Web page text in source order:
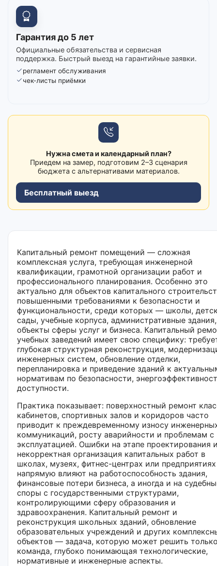
Гарантия до 5 лет
Официальные обязательства и сервисная
поддержка. Быстрый выезд на гарантийные заявки.
регламент обслуживания
чек-листы приёмки
Нужна смета и календарный план?
Приедем на замер, подготовим 2–3 сценария
бюджета с альтернативами материалов.
Бесплатный выезд
Капитальный ремонт помещений — сложная
комплексная услуга, требующая инженерной
квалификации, грамотной организации работ и
профессионального планирования. Особенно это
актуально для объектов капитального
повышенными требованиями к безопасности и
функциональности, среди которых — школы,
сады, учебные корпуса, административные здания,
объекты сферы услуг и бизнеса. Капитальный
учебных заведений имеет свою специфику:
глубокая структурная реконструкция,
инженерных систем, обновление отделки,
перепланировка и приведение зданий к
нормативам по безопасности,
доступности.
Практика показывает: поверхностный ремонт
кабинетов, спортивных залов и коридоров часто
приводит к преждевременному износу
коммуникаций, росту аварийности и проблемам с
эксплуатацией. Ошибки на этапе проектирования
некорректная организация капитальных работ в
школах, музеях, фитнес-центрах или предприятиях
напрямую влияют на работоспособность здания,
финансовые потери бизнеса, а иногда и на
споры с государственными структурами,
контролирующими сферу образования и
здравоохранения. Капитальный ремонт и
реконструкция школьных зданий, обновление
образовательных учреждений и других
объектов — задача, которую может решить
команда, глубоко понимающая технологические,
нормативные и инженерные аспекты.